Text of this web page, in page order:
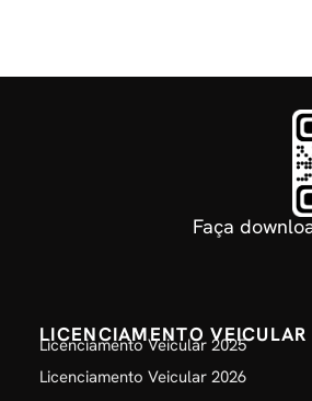
Faça
LICENCIAMENTO VEICULAR
Licenciamento Veicular 2025
Licenciamento Veicular 2026